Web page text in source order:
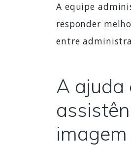
A equipe
responder
entre
A ajuda